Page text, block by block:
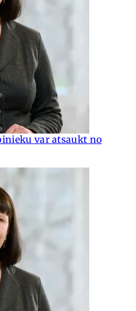
var atsaukt no